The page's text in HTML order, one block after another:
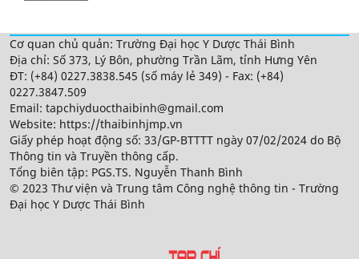
Cơ quan chủ quản: Trường Đại học Y Dược Thái Bình
Địa chỉ: Số 373, Lý Bôn, phường Trần Lãm, tỉnh Hưng Yên
ĐT: (+84) 0227.3838.545 (số máy lẻ 349) - Fax: (+84)
0227.3847.509
Email: tapchiyduocthaibinh@gmail.com
Website: https://thaibinhjmp.vn
Giấy phép hoạt động số: 33/GP-BTTTT ngày 07/02/2024 do Bộ
Thông tin và Truyền thông cấp.
Tổng biên tập: PGS.TS. Nguyễn Thanh Bình
© 2023 Thư viện và Trung tâm Công nghệ thông tin - Trường
Đại học Y Dược Thái Bình